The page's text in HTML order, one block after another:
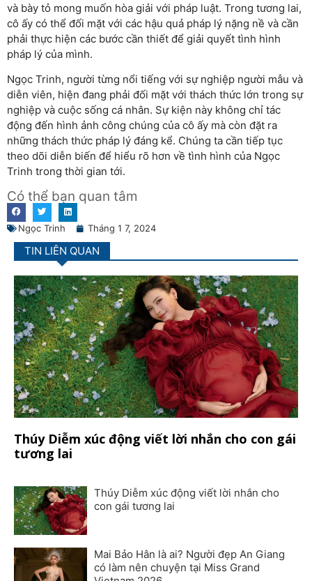
và bày tỏ mong muốn hòa giải với pháp luật. Trong tương lai,
cô ấy có thể đối mặt với các hậu quả pháp lý nặng nề và cần
phải thực hiện các bước cần thiết để giải quyết tình hình
pháp lý của mình.
Ngọc Trinh, người từng nổi tiếng với sự nghiệp người mẫu và
diễn viên, hiện đang phải đối mặt với thách thức lớn trong sự
nghiệp và cuộc sống cá nhân. Sự kiện này không chỉ tác
động đến hình ảnh công chúng của cô ấy mà còn đặt ra
những thách thức pháp lý đáng kể. Chúng ta cần tiếp tục
theo dõi diễn biến để hiểu rõ hơn về tình hình của Ngọc
Trinh trong thời gian tới.
Có thể bạn quan tâm
Ngọc Trinh Tháng 1 7, 2024
TIN LIÊN QUAN
Thúy Diễm xúc động viết lời nhắn cho con gái
tương lai
Thúy Diễm xúc động viết lời nhắn cho
con gái tương lai
Mai Bảo Hân là ai? Người đẹp An Giang
có làm nên chuyện tại Miss Grand